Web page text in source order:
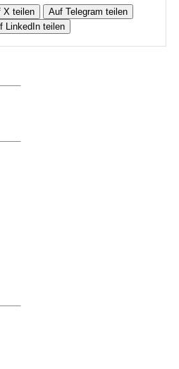
X teilen
Auf Telegram teilen
LinkedIn teilen